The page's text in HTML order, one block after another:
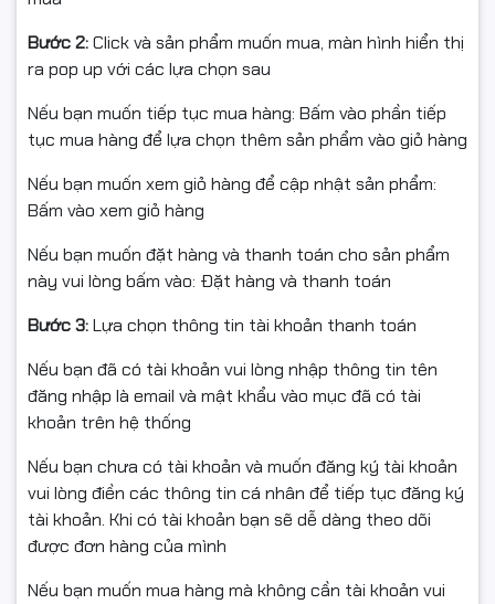
Bước 2:Click và sản phẩm muốn mua, màn hình hiển thị
ra pop up với các lựa chọn sau
Nếu bạn muốn tiếp tục mua hàng: Bấm vào phần tiếp
tục mua hàng để lựa chọn thêm sản phẩm vào giỏ hàng
Nếu bạn muốn xem giỏ hàng để cập nhật sản phẩm:
Bấm vào xem giỏ hàng
Nếu bạn muốn đặt hàng và thanh toán cho sản phẩm
này vui lòng bấm vào: Đặt hàng và thanh toán
Bước 3:Lựa chọn thông tin tài khoản thanh toán
Nếu bạn đã có tài khoản vui lòng nhập thông tin tên
đăng nhập là email và mật khẩu vào mục đã có tài
khoản trên hệ thống
Nếu bạn chưa có tài khoản và muốn đăng ký tài khoản
vui lòng điền các thông tin cá nhân để tiếp tục đăng ký
tài khoản. Khi có tài khoản bạn sẽ dễ dàng theo dõi
được đơn hàng của mình
Nếu bạn muốn mua hàng mà không cần tài khoản vui